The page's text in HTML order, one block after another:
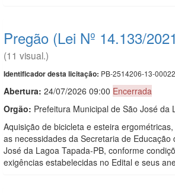
Pregão (Lei Nº 14.133/
(11 visual.)
Identificador desta licitação: PB-2514206-13-
Abertura: 24/07/2026 09:00 Encerrada
Orgão: Prefeitura Municipal de São José da
Aquisição de bicicleta e esteira
as necessidades da Secretaria de Educação
José da Lagoa Tapada-PB, conforme
exigências estabelecidas no Edital e seus